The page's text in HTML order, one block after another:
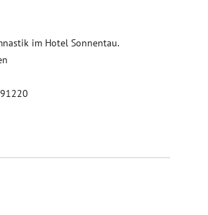
im Hotel Sonnentau.